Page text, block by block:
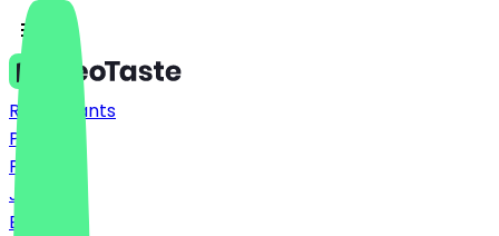
Restaurants
Preise
FAQ
Jobs
Blog